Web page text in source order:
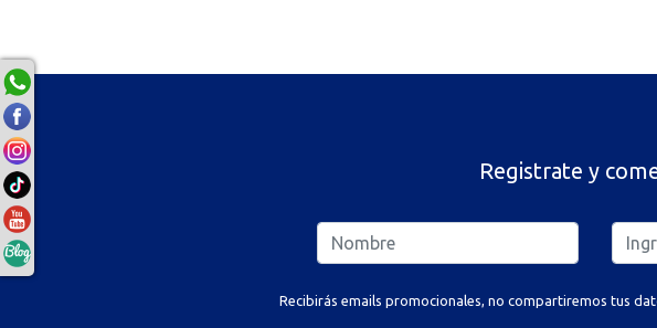
Registrate y
Recibirás emails promocionales, no compartiremos tus